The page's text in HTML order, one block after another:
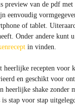
preview van de pdf
eenvoudig
of tablet.
Onder andere kunt
in vinden.
heerlijke recepten voor
en geschikt voor
heerlijke shake zonder
stap voor stap